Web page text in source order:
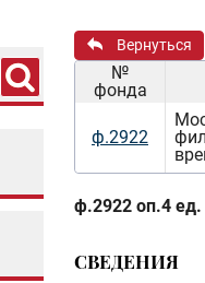
Вернуться
№
фонда
ф.2922
ф.2922 оп.4 ед.
СВЕДЕНИЯ